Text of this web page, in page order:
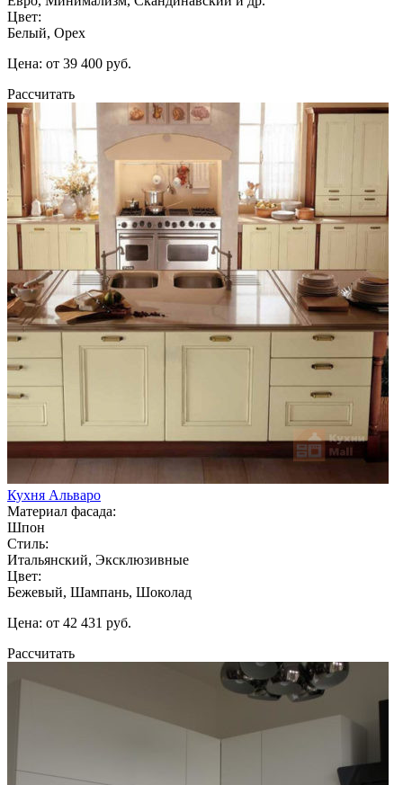
Цвет:
Белый, Орех
Цена: от 39 400 руб.
Рассчитать
Кухня Альваро
Материал фасада:
Шпон
Стиль:
Итальянский, Эксклюзивные
Цвет:
Бежевый, Шампань, Шоколад
Цена: от 42 431 руб.
Рассчитать